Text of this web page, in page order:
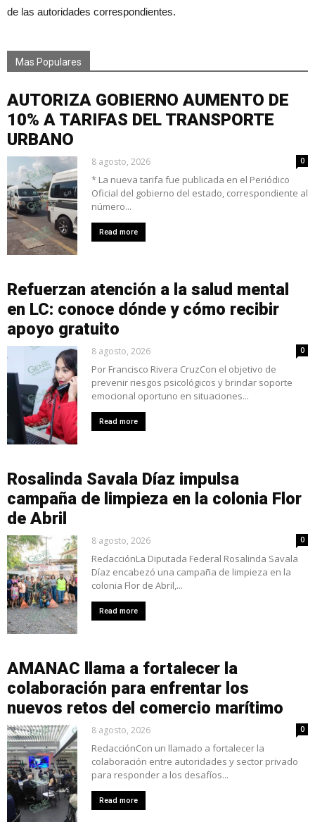
de las autoridades correspondientes.
Mas Populares
AUTORIZA GOBIERNO AUMENTO DE
10% A TARIFAS DEL TRANSPORTE
URBANO
8 agosto, 2026 0
* La nueva tarifa fue publicada en el Periódico
Oficial del gobierno del estado, correspondiente al
número...
Read more
Refuerzan atención a la salud mental
en LC: conoce dónde y cómo recibir
apoyo gratuito
8 agosto, 2026 0
Por Francisco Rivera CruzCon el objetivo de
prevenir riesgos psicológicos y brindar soporte
emocional oportuno en situaciones...
Read more
Rosalinda Savala Díaz impulsa
campaña de limpieza en la colonia Flor
de Abril
8 agosto, 2026 0
RedacciónLa Diputada Federal Rosalinda Savala
Díaz encabezó una campaña de limpieza en la
colonia Flor de Abril,...
Read more
AMANAC llama a fortalecer la
colaboración para enfrentar los
nuevos retos del comercio marítimo
8 agosto, 2026 0
RedacciónCon un llamado a fortalecer la
colaboración entre autoridades y sector privado
para responder a los desafíos...
Read more